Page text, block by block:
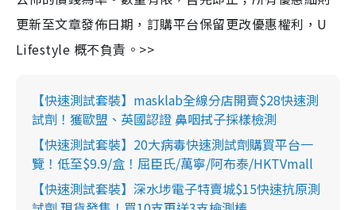
更新至文章發佈日期，訂購平台保留更改優惠權利，U
Lifestyle 概不負責。>>
【快速測試套裝】masklab全線分店開賣$28快速測
試劑！獲歐盟、英國認證 鼻咽拭子採樣檢測
【快速測試套裝】20大病毒快速測試劑購買平台一
覽！低至$9.9/盒！屈臣氏/萬寧/阿布泰/HKTVmall
【快速測試套裝】深水埗電子特賣城$15快速抗原測